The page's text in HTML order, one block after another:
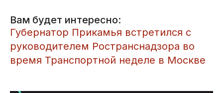
Вам будет интересно:
Губернатор Прикамья встретился с
руководителем Ространснадзора во
время Транспортной неделе в Москве